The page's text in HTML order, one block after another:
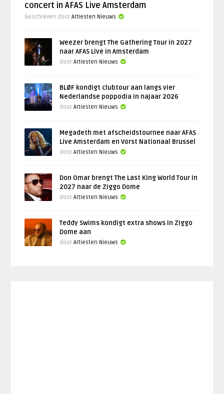
concert in AFAS Live Amsterdam
Geschreven doorArtiesten Nieuws
Weezer brengt The Gathering Tour in 2027
naar AFAS Live in Amsterdam
doorArtiesten Nieuws
BLØF kondigt clubtour aan langs vier
Nederlandse poppodia in najaar 2026
doorArtiesten Nieuws
Megadeth met afscheidstournee naar AFAS
Live Amsterdam en Vorst Nationaal Brussel
doorArtiesten Nieuws
Don Omar brengt The Last King World Tour in
2027 naar de Ziggo Dome
doorArtiesten Nieuws
Teddy Swims kondigt extra shows in Ziggo
Dome aan
doorArtiesten Nieuws